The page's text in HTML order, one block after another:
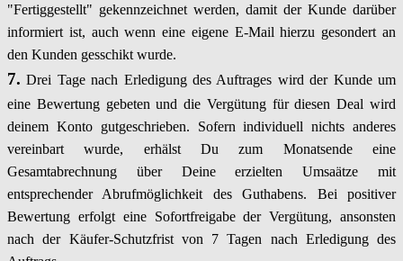
"Fertiggestellt" gekennzeichnet werden, damit der Kunde darüber
informiert ist, auch wenn eine eigene E-Mail hierzu gesondert an
den Kunden gesschikt wurde.
7. Drei Tage nach Erledigung des Auftrages wird der Kunde um
eine Bewertung gebeten und die Vergütung für diesen Deal wird
deinem Konto gutgeschrieben. Sofern individuell nichts anderes
vereinbart wurde, erhälst Du zum Monatsende eine
Gesamtabrechnung über Deine erzielten Umsaätze mit
entsprechender Abrufmöglichkeit des Guthabens. Bei positiver
Bewertung erfolgt eine Sofortfreigabe der Vergütung, ansonsten
nach der Käufer-Schutzfrist von 7 Tagen nach Erledigung des